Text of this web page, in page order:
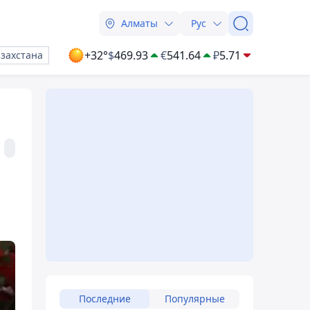
Алматы Рус
+32°$469.93 €541.64 ₽5.71
Последние Популярные